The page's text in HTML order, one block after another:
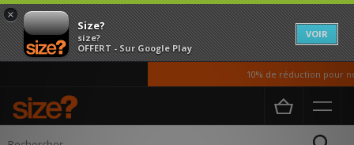
×
Size?
size?
OFFERT - Sur Google Play
VOIR
10% de réduction pour
Accueil Homme